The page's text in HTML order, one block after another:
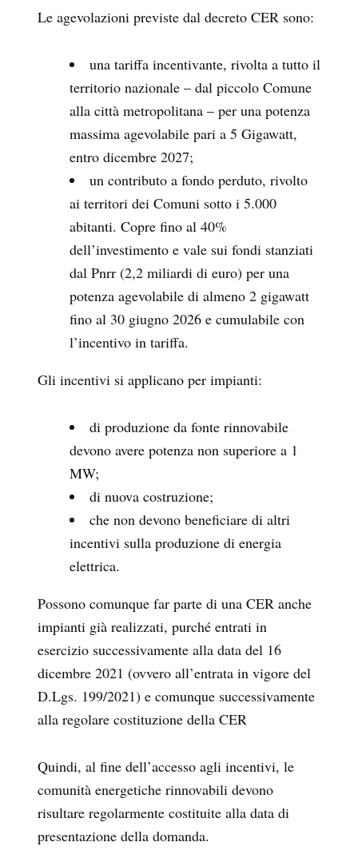
Le agevolazioni previste dal decreto CER sono:
una tariffa incentivante, rivolta a tutto il
territorio nazionale – dal piccolo Comune
alla città metropolitana – per una potenza
massima agevolabile pari a 5 Gigawatt,
entro dicembre 2027;
un contributo a fondo perduto, rivolto
ai territori dei Comuni sotto i 5.000
abitanti. Copre fino al 40%
dell’investimento e vale sui fondi stanziati
dal Pnrr (2,2 miliardi di euro) per una
potenza agevolabile di almeno 2 gigawatt
fino al 30 giugno 2026 e cumulabile con
l’incentivo in tariffa.
Gli incentivi si applicano per impianti:
di produzione da fonte rinnovabile
devono avere potenza non superiore a 1
MW;
di nuova costruzione;
che non devono beneficiare di altri
incentivi sulla produzione di energia
elettrica.
Possono comunque far parte di una CER anche
impianti già realizzati, purché entrati in
esercizio successivamente alla data del 16
dicembre 2021 (ovvero all’entrata in vigore del
D.Lgs. 199/2021) e comunque successivamente
alla regolare costituzione della CER
Quindi, al fine dell’accesso agli incentivi, le
comunità energetiche rinnovabili devono
risultare regolarmente costituite alla data di
presentazione della domanda.